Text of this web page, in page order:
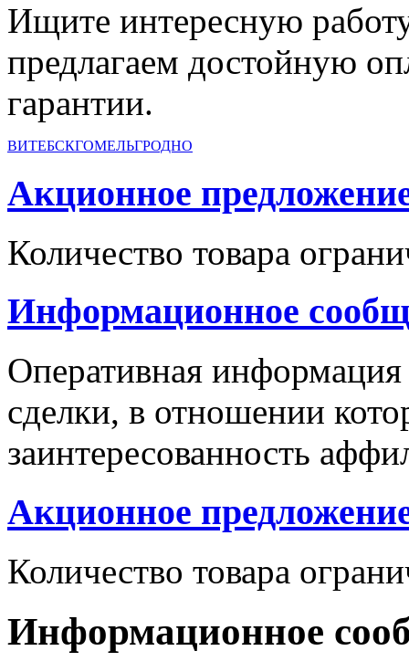
Ищите интересную
предлагаем достойную
гарантии.
ВИТЕБСКГОМЕЛЬГРОДНО
Акционное
Количество товара
Информационное
Оперативная
сделки, в отношении
заинтересованность
Акционное
Количество товара
Информационное